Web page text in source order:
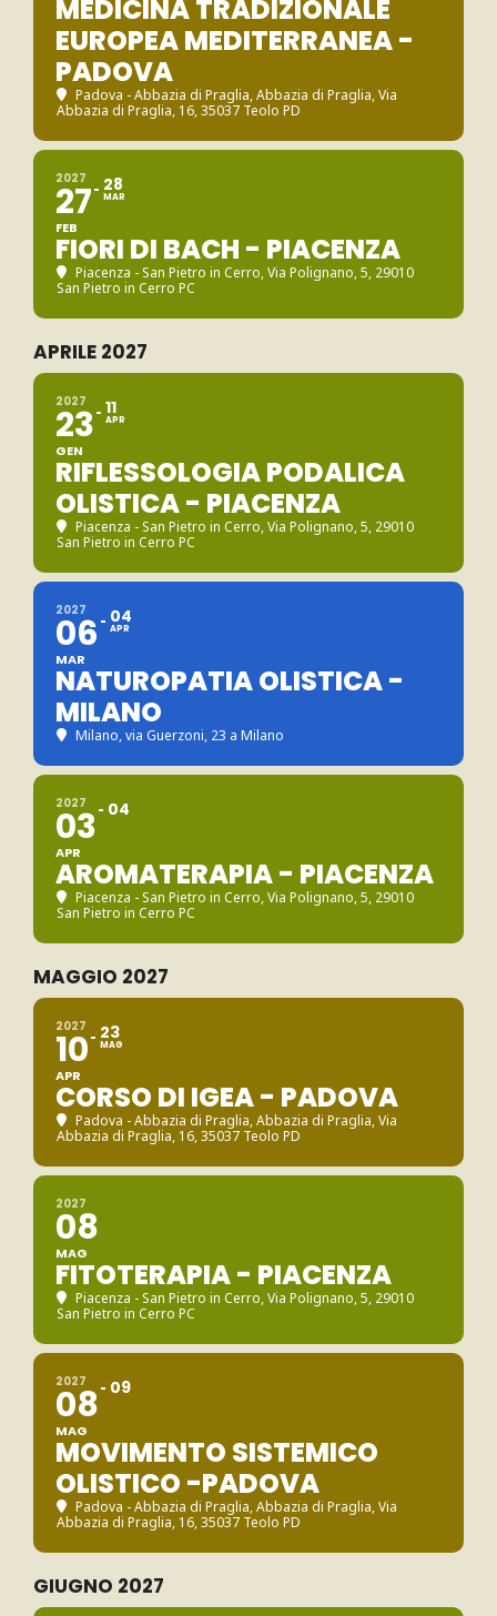
MEDICINA TRADIZIONALE
EUROPEA MEDITERRANEA -
PADOVA
Padova - Abbazia di Praglia, Abbazia di Praglia, Via
Abbazia di Praglia, 16, 35037 Teolo PD
2027
27
FEB
28
MAR
FIORI DI BACH - PIACENZA
Piacenza - San Pietro in Cerro, Via Polignano, 5, 29010
San Pietro in Cerro PC
APRILE 2027
2027
23
GEN
11
APR
RIFLESSOLOGIA PODALICA
OLISTICA - PIACENZA
Piacenza - San Pietro in Cerro, Via Polignano, 5, 29010
San Pietro in Cerro PC
2027
06
MAR
04
APR
NATUROPATIA OLISTICA -
MILANO
Milano, via Guerzoni, 23 a Milano
2027
03
APR
04
AROMATERAPIA - PIACENZA
Piacenza - San Pietro in Cerro, Via Polignano, 5, 29010
San Pietro in Cerro PC
MAGGIO 2027
2027
10
APR
23
MAG
CORSO DI IGEA - PADOVA
Padova - Abbazia di Praglia, Abbazia di Praglia, Via
Abbazia di Praglia, 16, 35037 Teolo PD
2027
08
MAG
FITOTERAPIA - PIACENZA
Piacenza - San Pietro in Cerro, Via Polignano, 5, 29010
San Pietro in Cerro PC
2027
08
MAG
09
MOVIMENTO SISTEMICO
OLISTICO -PADOVA
Padova - Abbazia di Praglia, Abbazia di Praglia, Via
Abbazia di Praglia, 16, 35037 Teolo PD
GIUGNO 2027